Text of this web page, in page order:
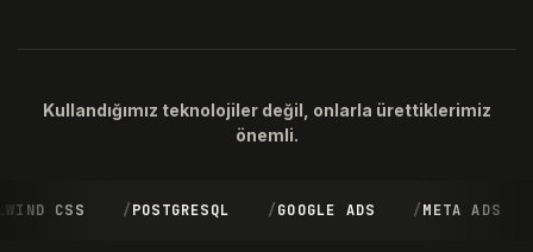
Kullandığımız teknolojiler değil, onlarla ürettiklerimiz
önemli.
CSS POSTGRESQL GOOGLE ADS META ADS